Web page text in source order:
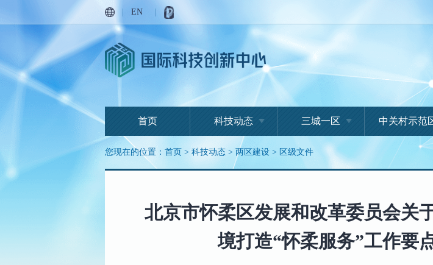
EN
首页 科技动态 三城一区 中关村示范
您现在的位置： 首页 > 科技动态 > 两区建设 > 区级文件
北京市怀柔区发展和改革委员会关
境打造“怀柔服务”工作要